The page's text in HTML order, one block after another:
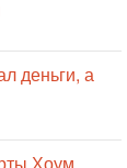
деньги, а
Хоум